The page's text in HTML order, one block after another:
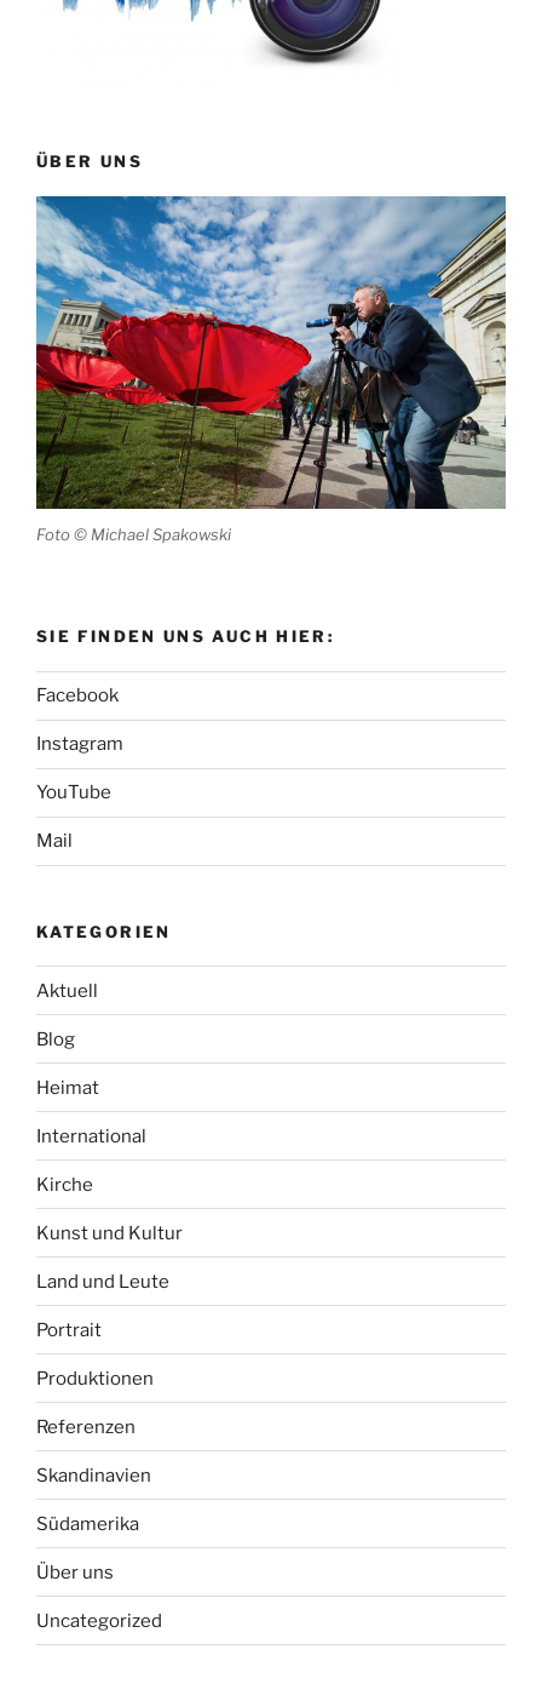
ÜBER UNS
Foto © Michael Spakowski
SIE FINDEN UNS AUCH HIER:
Facebook
Instagram
YouTube
Mail
KATEGORIEN
Aktuell
Blog
Heimat
International
Kirche
Kunst und Kultur
Land und Leute
Portrait
Produktionen
Referenzen
Skandinavien
Südamerika
Über uns
Uncategorized